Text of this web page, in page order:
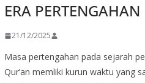
ERA PERTENGAHAN
21/12/2025
Masa pertengahan pada sejarah
Qur’an memliki kurun waktu yang